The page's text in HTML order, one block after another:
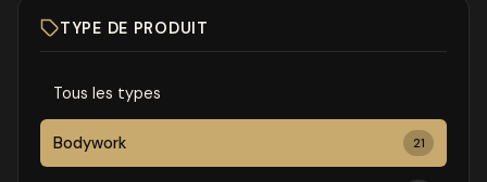
TYPE DE PRODUIT
Tous les types
Bodywork 21